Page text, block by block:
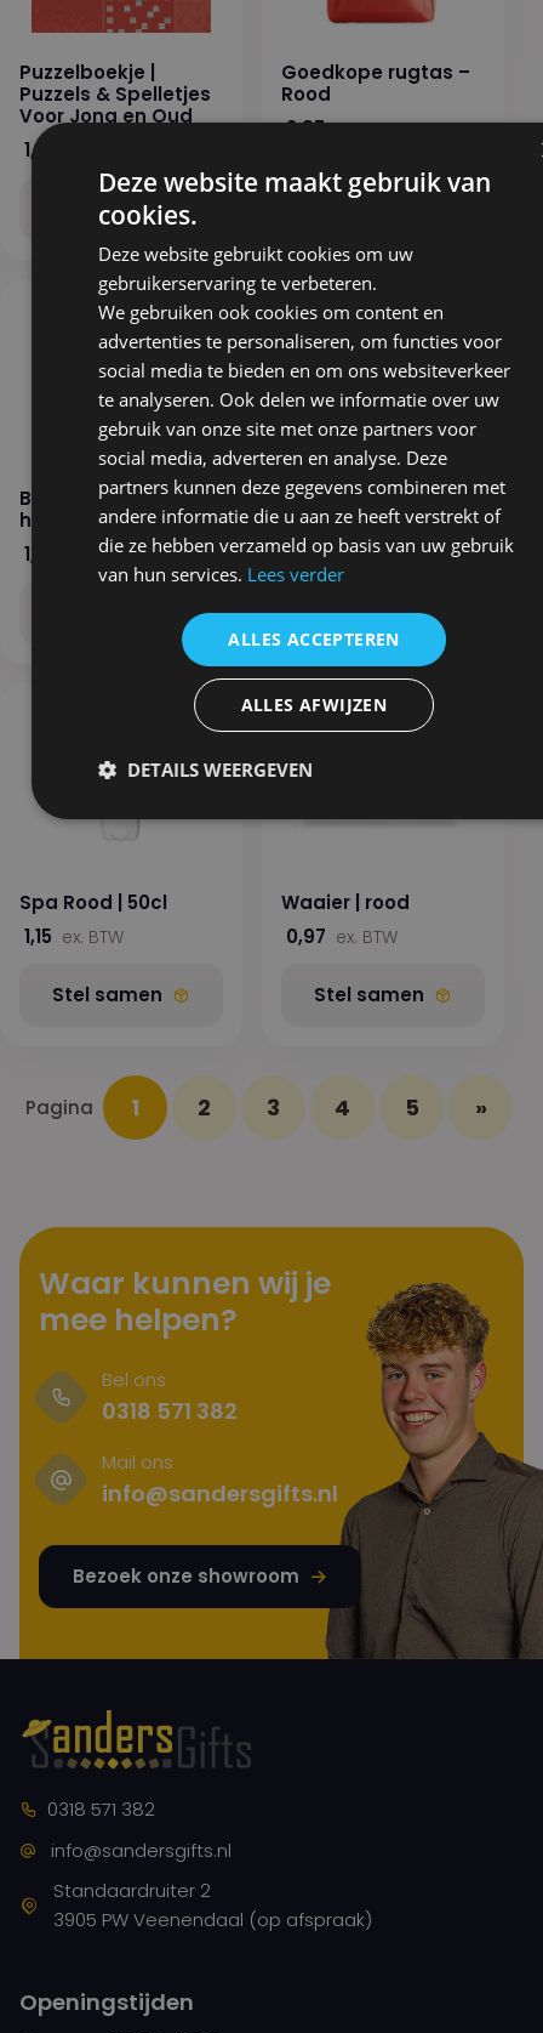
Puzzelboekje |
Puzzels & Spelletjes
Voor Jong en Oud
1,75
Stel samen
Goedkope rugtas –
Rood
3,87 ex. BTW
Bamboe
handwaaier | Rood
1,19
ex. BTW
Croky Naturel |100gr
1,44
ex. BTW
Stel samen
Spa Rood | 50cl
1,15 ex. BTW
Stel samen
Waaier | rood
0,97 ex. BTW
Stel samen
Pagina 1 2 3 4 5 »
Waar kunnen wij je
mee helpen?
Bel ons
0318 571 382
Mail ons
info@sandersgifts.nl
Bezoek onze showroom
0318 571 382
info@sandersgifts.nl
Standaardruiter 2
3905 PW Veenendaal (op afspraak)
Openingstijden
Deze website maakt gebruik van
cookies.
Deze website gebruikt cookies om uw
gebruikerservaring te verbeteren.
We gebruiken ook cookies om content en
advertenties te personaliseren, om functies voor
social media te bieden en om ons websiteverkeer
te analyseren. Ook delen we informatie over uw
gebruik van onze site met onze partners voor
social media, adverteren en analyse. Deze
partners kunnen deze gegevens combineren met
andere informatie die u aan ze heeft verstrekt of
die ze hebben verzameld op basis van uw gebruik
van hun services. Lees verder
ALLES ACCEPTEREN
ALLES AFWIJZEN
DETAILS WEERGEVEN